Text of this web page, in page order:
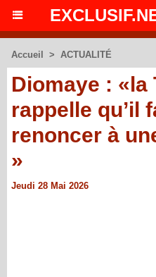
Accueil > ACTUALITÉ
Diomaye : «la
rappelle qu’il
renoncer à
»
Jeudi 28 Mai 2026